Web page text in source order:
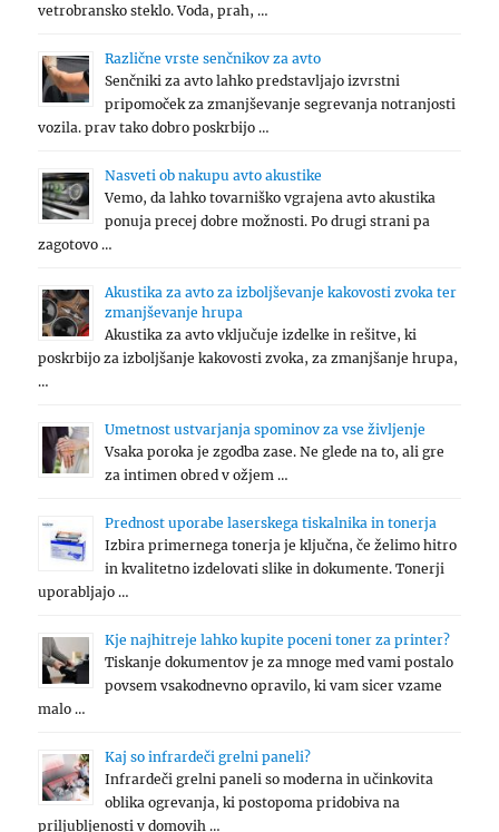
vetrobransko steklo. Voda, prah, …
Različne vrste senčnikov za avto
Senčniki za avto lahko predstavljajo izvrstni
pripomoček za zmanjševanje segrevanja notranjosti
vozila. prav tako dobro poskrbijo …
Nasveti ob nakupu avto akustike
Vemo, da lahko tovarniško vgrajena avto akustika
ponuja precej dobre možnosti. Po drugi strani pa
zagotovo …
Akustika za avto za izboljševanje kakovosti zvoka ter
zmanjševanje hrupa
Akustika za avto vključuje izdelke in rešitve, ki
poskrbijo za izboljšanje kakovosti zvoka, za zmanjšanje hrupa,
…
Umetnost ustvarjanja spominov za vse življenje
Vsaka poroka je zgodba zase. Ne glede na to, ali gre
za intimen obred v ožjem …
Prednost uporabe laserskega tiskalnika in tonerja
Izbira primernega tonerja je ključna, če želimo hitro
in kvalitetno izdelovati slike in dokumente. Tonerji
uporabljajo …
Kje najhitreje lahko kupite poceni toner za printer?
Tiskanje dokumentov je za mnoge med vami postalo
povsem vsakodnevno opravilo, ki vam sicer vzame
malo …
Kaj so infrardeči grelni paneli?
Infrardeči grelni paneli so moderna in učinkovita
oblika ogrevanja, ki postopoma pridobiva na
priljubljenosti v domovih …